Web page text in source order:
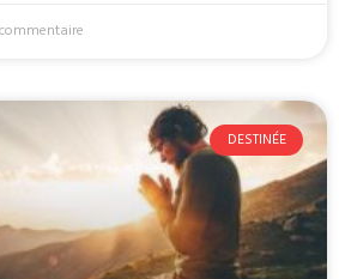
DESTINÉE